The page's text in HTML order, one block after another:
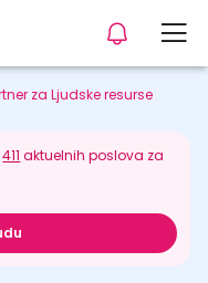
za Ljudske resurse
411 aktuelnih poslova za